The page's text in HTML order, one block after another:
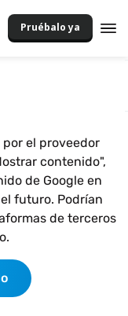
Pruébalo ya
el proveedor
contenido",
de Google en
futuro. Podrían
de terceros